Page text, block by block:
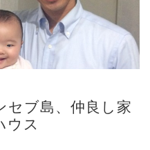
セブ島、仲良し家
ウス